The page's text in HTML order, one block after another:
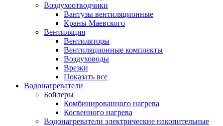
Воздухоотводчики
Вантузы вентиляционные
Краны Маевского
Вентиляция
Вентиляторы
Вентиляционные комплекты
Воздуховоды
Врезки
Показать все
Водонагреватели
Бойлеры
Комбинированного нагрева
Косвенного нагрева
Водонагреватели электрические накопительные